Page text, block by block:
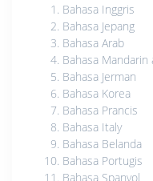
Bahasa Inggris
Bahasa Jepang
Bahasa Arab
Bahasa Mandarin
Bahasa Jerman
Bahasa Korea
Bahasa Prancis
Bahasa Italy
Bahasa Belanda
Bahasa Portugis
Bahasa Spanyol